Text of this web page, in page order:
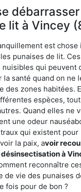
lit à Vincey
est chose
punaises de lit.
nuisibles qui peuvent
la santé quand on ne
des zones habitées.
espèces,
Quand elles ne
une odeur
qui existent
la paix, avoir
à
reconnaître
de vie des punaises
fois pour de bon ?